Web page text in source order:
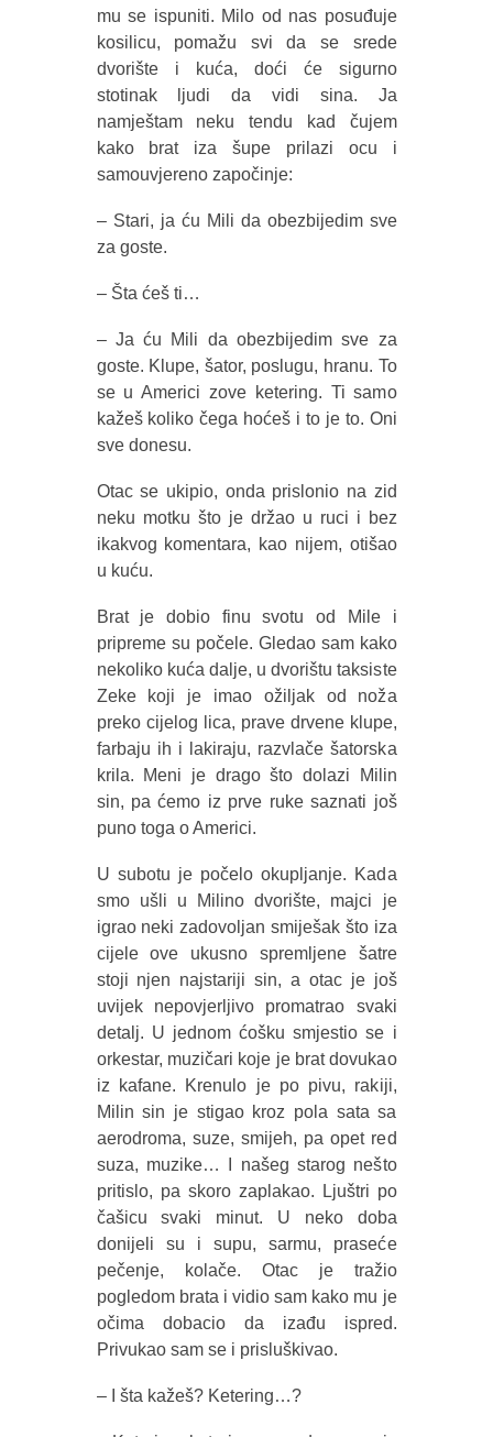
mu se ispuniti. Milo od nas posuđuje
kosilicu, pomažu svi da se srede
dvorište i kuća, doći će sigurno
stotinak ljudi da vidi sina. Ja
namještam neku tendu kad čujem
kako brat iza šupe prilazi ocu i
samouvjereno započinje:
– Stari, ja ću Mili da obezbijedim sve
za goste.
– Šta ćeš ti…
– Ja ću Mili da obezbijedim sve za
goste. Klupe, šator, poslugu, hranu. To
se u Americi zove ketering. Ti samo
kažeš koliko čega hoćeš i to je to. Oni
sve donesu.
Otac se ukipio, onda prislonio na zid
neku motku što je držao u ruci i bez
ikakvog komentara, kao nijem, otišao
u kuću.
Brat je dobio finu svotu od Mile i
pripreme su počele. Gledao sam kako
nekoliko kuća dalje, u dvorištu taksiste
Zeke koji je imao ožiljak od noža
preko cijelog lica, prave drvene klupe,
farbaju ih i lakiraju, razvlače šatorska
krila. Meni je drago što dolazi Milin
sin, pa ćemo iz prve ruke saznati još
puno toga o Americi.
U subotu je počelo okupljanje. Kada
smo ušli u Milino dvorište, majci je
igrao neki zadovoljan smiješak što iza
cijele ove ukusno spremljene šatre
stoji njen najstariji sin, a otac je još
uvijek nepovjerljivo promatrao svaki
detalj. U jednom ćošku smjestio se i
orkestar, muzičari koje je brat dovukao
iz kafane. Krenulo je po pivu, rakiji,
Milin sin je stigao kroz pola sata sa
aerodroma, suze, smijeh, pa opet red
suza, muzike… I našeg starog nešto
pritislo, pa skoro zaplakao. Ljuštri po
čašicu svaki minut. U neko doba
donijeli su i supu, sarmu, praseće
pečenje, kolače. Otac je tražio
pogledom brata i vidio sam kako mu je
očima dobacio da izađu ispred.
Privukao sam se i prisluškivao.
– I šta kažeš? Ketering…?